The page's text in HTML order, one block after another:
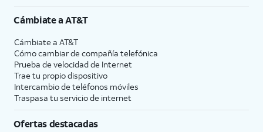
Cámbiate aAT&T
Cámbiate a AT&T
Cómo cambiar de compañía telefónica
Prueba de velocidad de Internet
Trae tu propio dispositivo
Intercambio de teléfonos móviles
Traspasa tu servicio de internet
Ofertas destacadas